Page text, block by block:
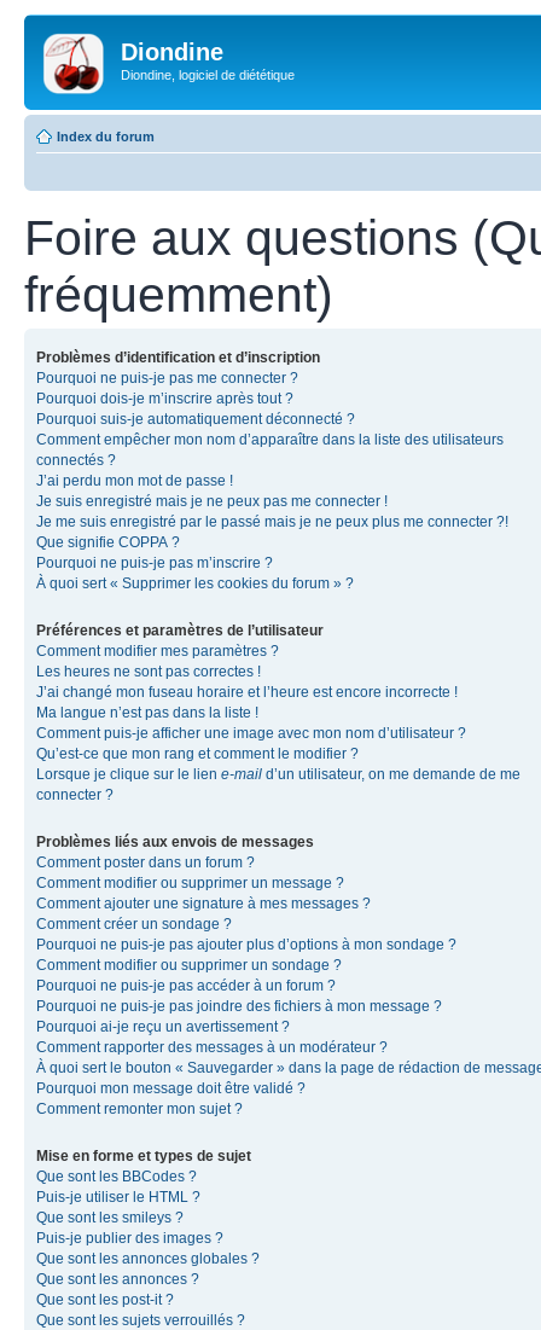
Diondine
Diondine, logiciel de diététique
Index du forum
Foire aux questions
fréquemment)
Problèmes d’identification et d’inscription
Pourquoi ne puis-je pas me connecter ?
Pourquoi dois-je m’inscrire après tout ?
Pourquoi suis-je automatiquement déconnecté ?
Comment empêcher mon nom d’apparaître dans la liste des utilisateurs
connectés ?
J’ai perdu mon mot de passe !
Je suis enregistré mais je ne peux pas me connecter !
Je me suis enregistré par le passé mais je ne peux plus me connecter ?!
Que signifie COPPA ?
Pourquoi ne puis-je pas m’inscrire ?
À quoi sert « Supprimer les cookies du forum » ?
Préférences et paramètres de l’utilisateur
Comment modifier mes paramètres ?
Les heures ne sont pas correctes !
J’ai changé mon fuseau horaire et l’heure est encore incorrecte !
Ma langue n’est pas dans la liste !
Comment puis-je afficher une image avec mon nom d’utilisateur ?
Qu’est-ce que mon rang et comment le modifier ?
Lorsque je clique sur le lien e-mail d’un utilisateur, on me demande de me
connecter ?
Problèmes liés aux envois de messages
Comment poster dans un forum ?
Comment modifier ou supprimer un message ?
Comment ajouter une signature à mes messages ?
Comment créer un sondage ?
Pourquoi ne puis-je pas ajouter plus d’options à mon sondage ?
Comment modifier ou supprimer un sondage ?
Pourquoi ne puis-je pas accéder à un forum ?
Pourquoi ne puis-je pas joindre des fichiers à mon message ?
Pourquoi ai-je reçu un avertissement ?
Comment rapporter des messages à un modérateur ?
À quoi sert le bouton « Sauvegarder » dans la page de rédaction de
Pourquoi mon message doit être validé ?
Comment remonter mon sujet ?
Mise en forme et types de sujet
Que sont les BBCodes ?
Puis-je utiliser le HTML ?
Que sont les smileys ?
Puis-je publier des images ?
Que sont les annonces globales ?
Que sont les annonces ?
Que sont les post-it ?
Que sont les sujets verrouillés ?